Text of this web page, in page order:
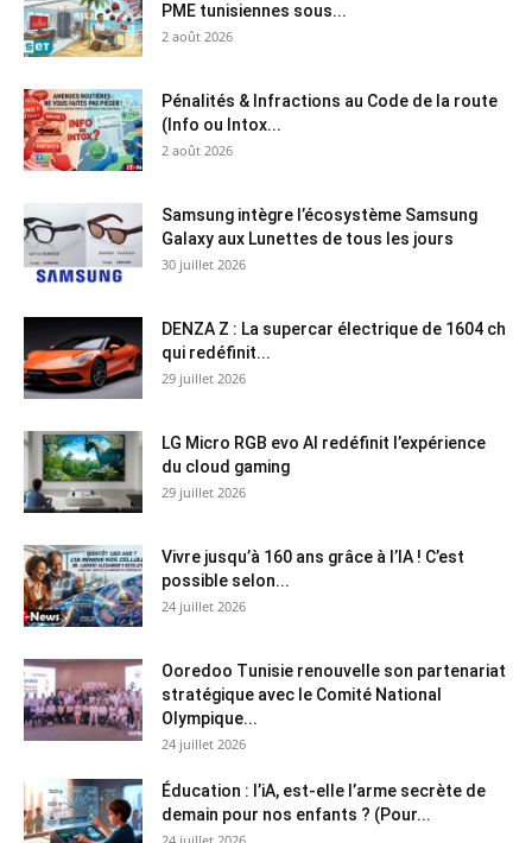
PME tunisiennes sous...
2 août 2026
Pénalités & Infractions au Code de la route
(Info ou Intox...
2 août 2026
Samsung intègre l’écosystème Samsung
Galaxy aux Lunettes de tous les jours
30 juillet 2026
DENZA Z : La supercar électrique de 1604 ch
qui redéfinit...
29 juillet 2026
LG Micro RGB evo AI redéfinit l’expérience
du cloud gaming
29 juillet 2026
Vivre jusqu’à 160 ans grâce à l’IA ! C’est
possible selon...
24 juillet 2026
Ooredoo Tunisie renouvelle son partenariat
stratégique avec le Comité National
Olympique...
24 juillet 2026
Éducation : l’iA, est-elle l’arme secrète de
demain pour nos enfants ? (Pour...